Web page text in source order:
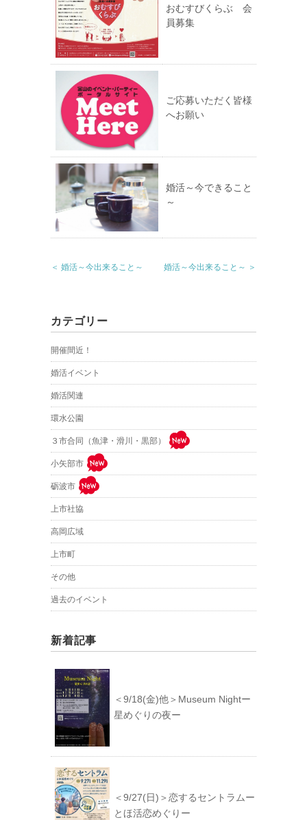
おむすびくらぶ 会
員募集
ご応募いただく皆様
へお願い
婚活～今できること
～
＜ 婚活～今出来ること～ 婚活～今出来ること～ ＞
カテゴリー
開催間近！
婚活イベント
婚活関連
環水公園
３市合同（魚津・滑川・黒部）
小矢部市
砺波市
上市社協
高岡広域
上市町
その他
過去のイベント
新着記事
＜9/18(金)他＞Museum Nightー
星めぐりの夜ー
＜9/27(日)＞恋するセントラムー
とほ活恋めぐりー